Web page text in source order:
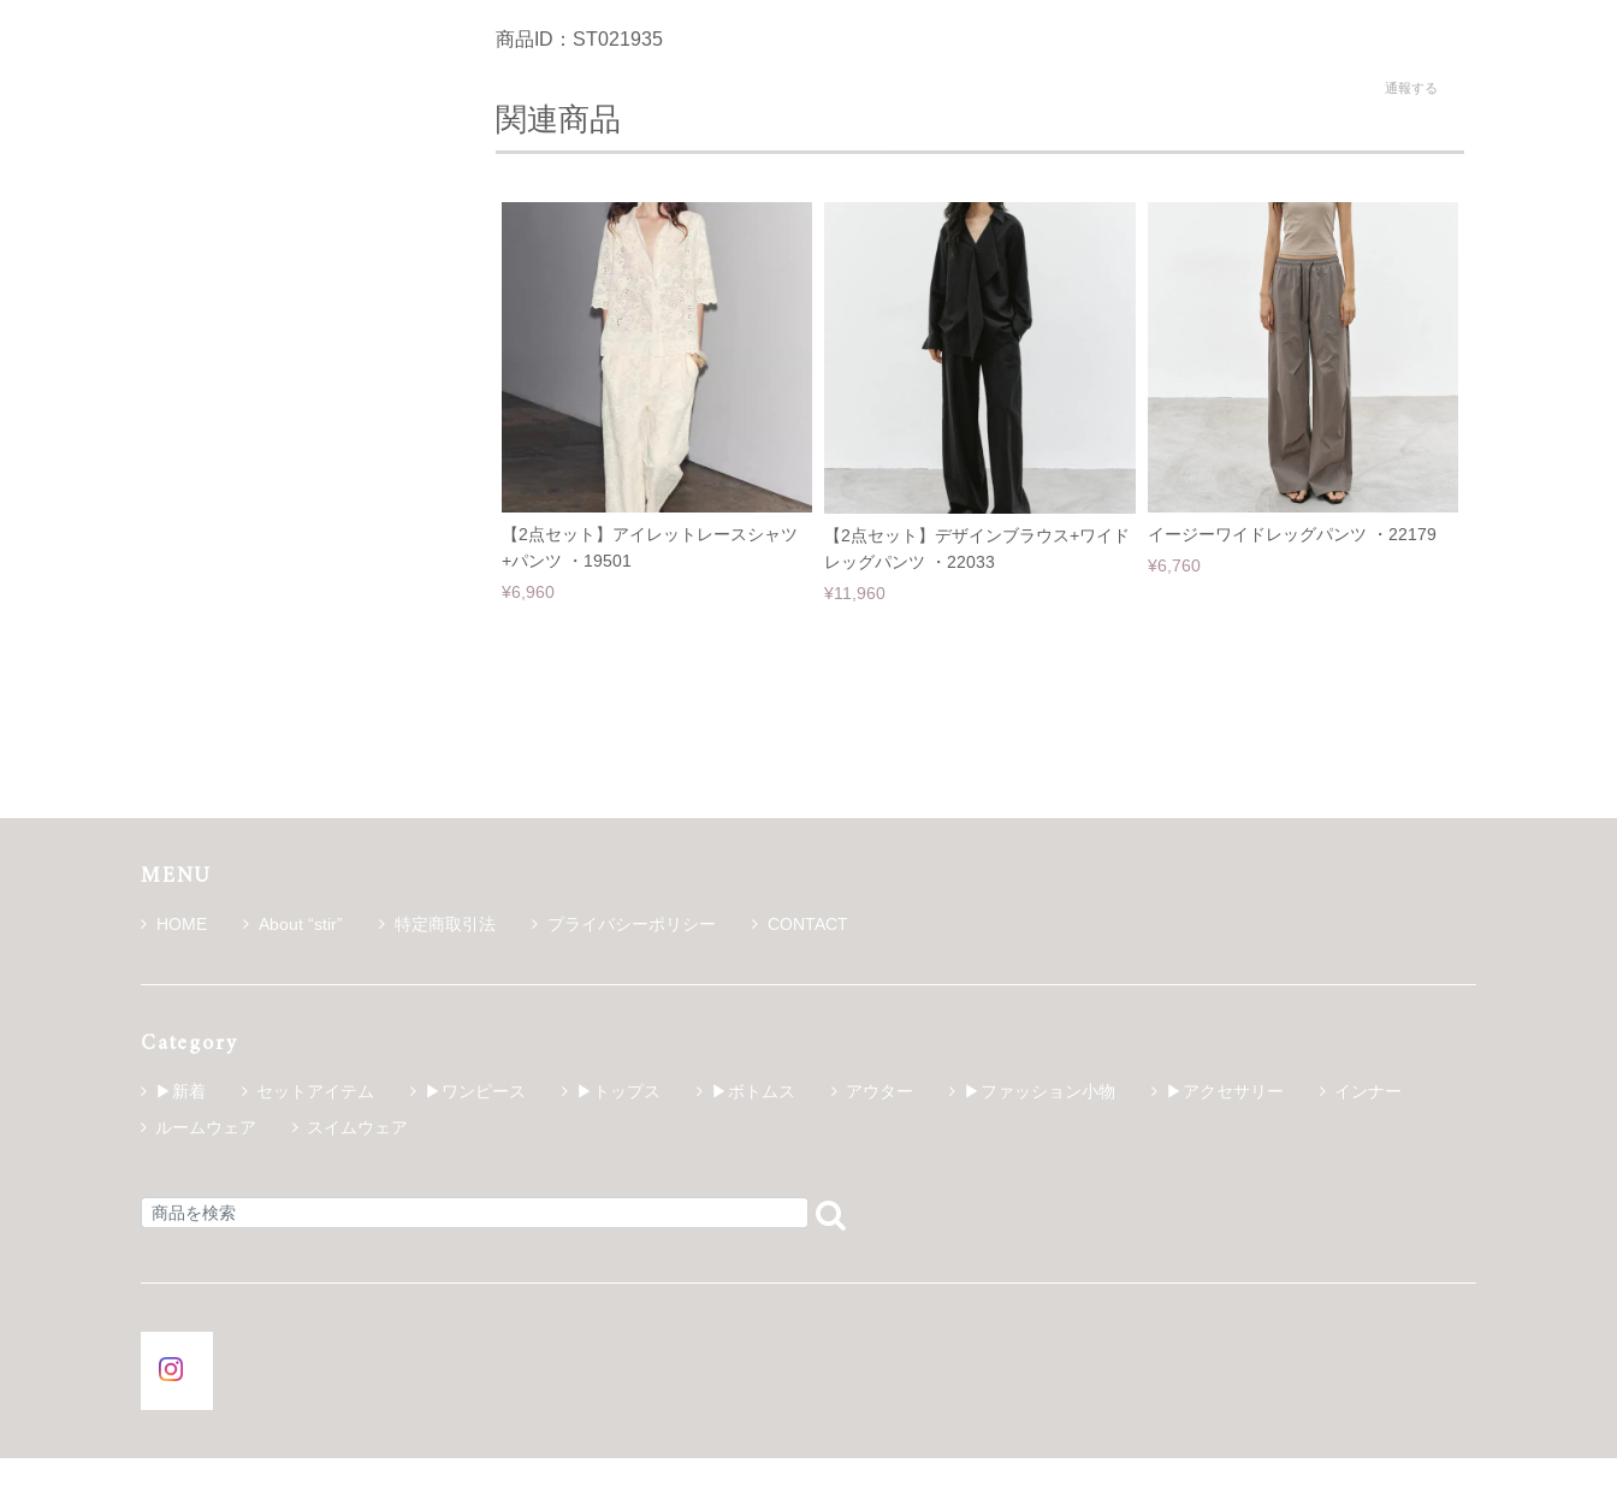
商品ID：ST021935
通報する
関連商品
【2点セット】アイレットレースシャツ
+パンツ ・19501
¥6,960
【2点セット】デザインブラウス+ワイド
レッグパンツ ・22033
¥11,960
イージーワイドレッグパンツ ・22179
¥6,760
MENU
HOME About “stir” 特定商取引法 プライバシーポリシー CONTACT
Category
▶新着 セットアイテム ▶ワンピース ▶トップス ▶ボトムス アウター ▶ファッション小物 ▶アクセサリー
インナー
ルームウェア
スイムウェア